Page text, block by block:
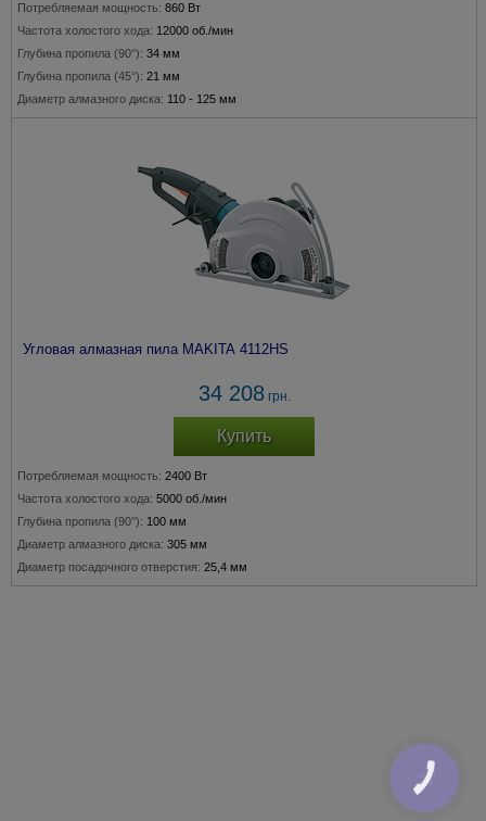
Потребляемая мощность: 860 Вт
Частота холостого хода: 12000 об./мин
Глубина пропила (90°): 34 мм
Глубина пропила (45°): 21 мм
Диаметр алмазного диска: 110 - 125 мм
Угловая алмазная пила MAKITA 4112HS
34 208грн.
Купить
Потребляемая мощность: 2400 Вт
Частота холостого хода: 5000 об./мин
Глубина пропила (90°): 100 мм
Диаметр алмазного диска: 305 мм
Диаметр посадочного отверстия: 25,4 мм
КНОПКА
ЗВ'ЯЗКУ